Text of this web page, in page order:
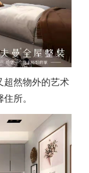
超然物外的艺术
所。